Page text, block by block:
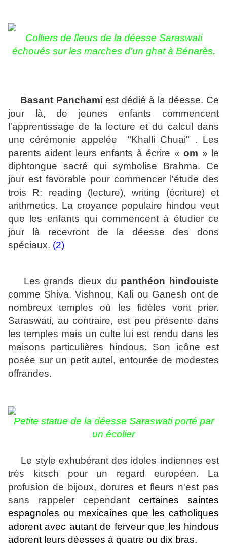
Colliers de fleurs de la déesse Saraswati
échoués sur les marches d'un ghat à Bénarès.
Basant Panchami est dédié à la déesse. Ce
jour là, de jeunes enfants commencent
l'apprentissage de la lecture et du calcul dans
une cérémonie appelée "Khalli Chuai" . Les
parents aident leurs enfants à écrire «om » le
diphtongue sacré qui symbolise Brahma. Ce
jour est favorable pour commencer l'étude des
trois R: reading (lecture), writing (écriture) et
arithmetics. La croyance populaire hindou veut
que les enfants qui commencent à étudier ce
jour là recevront de la déesse des dons
spéciaux. (2)
Les grands dieux du panthéon hindouiste
comme Shiva, Vishnou, Kali ou Ganesh ont de
nombreux temples où les fidèles vont prier.
Saraswati, au contraire, est peu présente dans
les temples mais un culte lui est rendu dans les
maisons particulières hindous. Son icône est
posée sur un petit autel, entourée de modestes
offrandes.
Petite statue de la déesse Saraswati porté par
un écolier
Le style exhubérant des idoles indiennes est
très kitsch pour un regard européen. La
profusion de bijoux, dorures et fleurs n'est pas
sans rappeler cependant certaines saintes
espagnoles ou mexicaines que les catholiques
adorent avec autant de ferveur que les hindous
adorent leurs déesses à quatre ou dix bras.